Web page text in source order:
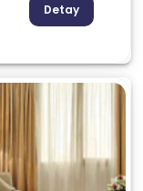
Detay